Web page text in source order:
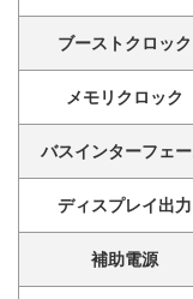
ブーストクロック
メモリクロック
バスインターフェ
ディスプレイ出力
補助電源